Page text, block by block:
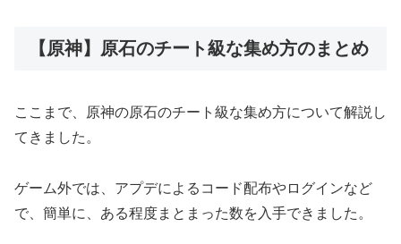
【原神】原石のチート級な集め方のまとめ
ここまで、原神の原石のチート級な集め方について解説し
てきました。
ゲーム外では、アプデによるコード配布やログインなど
で、簡単に、ある程度まとまった数を入手できました。